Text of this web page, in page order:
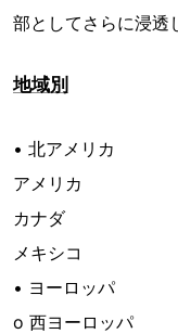
部としてさらに浸透
地域別
• 北アメリカ
アメリカ
カナダ
メキシコ
• ヨーロッパ
o 西ヨーロッパ